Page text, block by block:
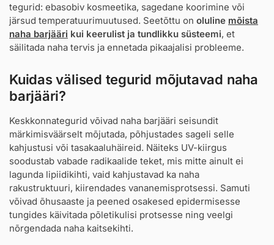
tegurid: ebasobiv kosmeetika, sagedane koorimine või
järsud temperatuurimuutused. Seetõttu on oluline mõista
naha barjääri kui keerulist ja tundlikku süsteemi, et
säilitada naha tervis ja ennetada pikaajalisi probleeme.
Kuidas välised tegurid mõjutavad naha
barjääri?
Keskkonnategurid võivad naha barjääri seisundit
märkimisväärselt mõjutada, põhjustades sageli selle
kahjustusi või tasakaaluhäireid. Näiteks UV-kiirgus
soodustab vabade radikaalide teket, mis mitte ainult ei
lagunda lipiidikihti, vaid kahjustavad ka naha
rakustruktuuri, kiirendades vananemisprotsessi. Samuti
võivad õhusaaste ja peened osakesed epidermisesse
tungides käivitada põletikulisi protsesse ning veelgi
nõrgendada naha kaitsekihti.